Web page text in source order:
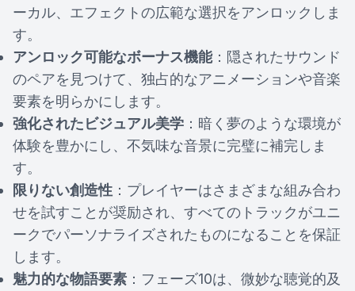
ーカル、エフェクトの広範な選択をアンロックしま
す。
アンロック可能なボーナス機能：隠されたサウンド
のペアを見つけて、独占的なアニメーションや音楽
要素を明らかにします。
強化されたビジュアル美学 ：暗く夢のような環境が
体験を豊かにし、不気味な音景に完璧に補完しま
す。
限りない創造性 ：プレイヤーはさまざまな組み合わ
せを試すことが奨励され、すべてのトラックがユニ
ークでパーソナライズされたものになることを保証
します。
魅力的な物語要素 ：フェーズ10は、微妙な聴覚的及